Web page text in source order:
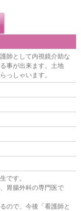
師として内視鏡介助な
事が出来ます。土地
っしゃいます。
です。
胃腸外科の専門医で
ので、今後「看護師と